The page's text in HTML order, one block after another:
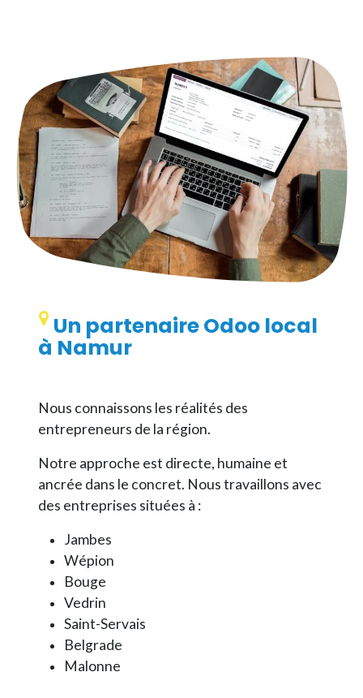
Un partenaire Odoo local
à Namur
Nous connaissons les réalités des
entrepreneurs de la région.
Notre approche est directe, humaine et
ancrée dans le concret. Nous travaillons avec
des entreprises situées à :
Jambes
Wépion
Bouge
Vedrin
Saint-Servais
Belgrade
Malonne